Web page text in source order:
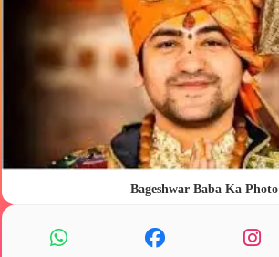
Bageshwar Baba Ka Photo